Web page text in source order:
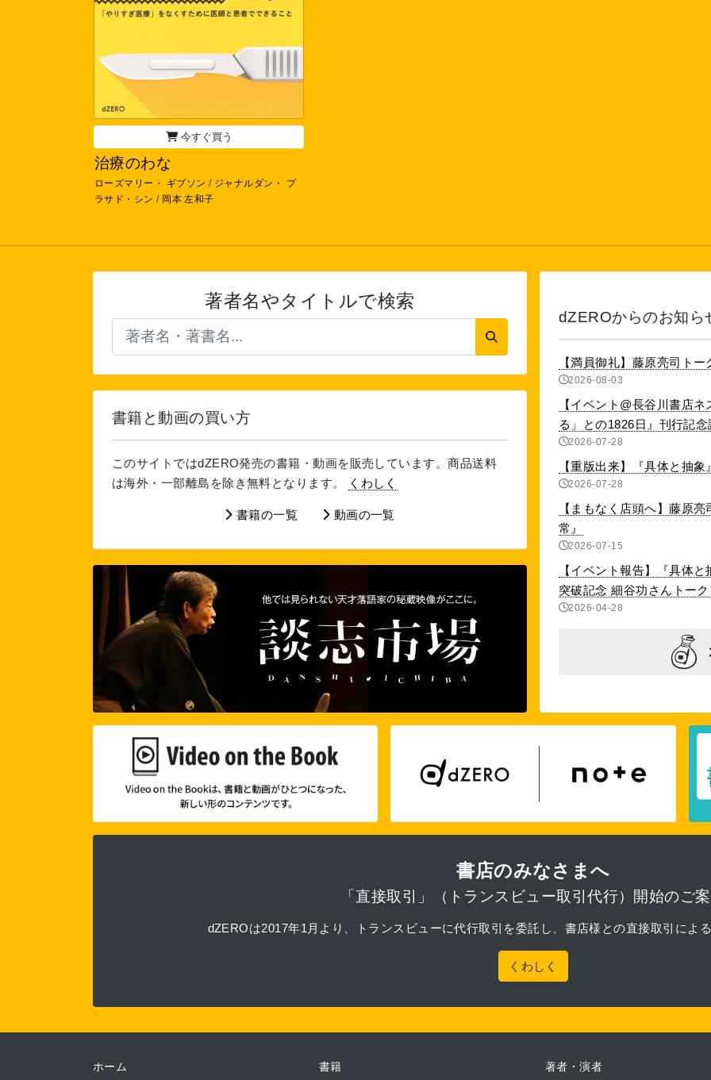
今すぐ買う
治療のわな
ローズマリー・ ギブソン / ジャナルダン・ プ
ラサド・シン / 岡本 左和子
著者名やタイトルで検索
書籍と動画の買い方
このサイトではdZERO発売の書籍・動画を販売しています。商品送料
は海外・一部離島を除き無料となります。
くわしく
書籍の一覧 動画の一覧
dZEROからのお知ら
【満員御礼】藤原亮司ト
2026-08-03
【イベント@長谷川書店
る」との1826日』刊行記
2026-07-28
【重版出来】『具体と抽
2026-07-28
【まもなく店頭へ】藤原
常』
2026-07-15
【イベント報告】『具体
突破記念 細谷功さんトー
2026-04-28
書店のみなさまへ
「直接取引」（トランスビュー取引代行）開始のご
dZEROは2017年1月より、トランスビューに代行取引を委託し、書店様との直接取引によ
くわしく
ホーム 書籍 著者・演者